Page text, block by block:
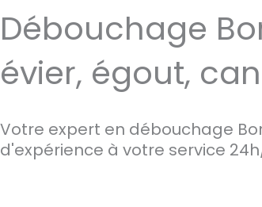
Débouchage
évier, égout,
Votre expert en débouchage
d'expérience à votre service